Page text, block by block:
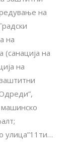
на
на
(санација на
на
машинско
улица”11ти…